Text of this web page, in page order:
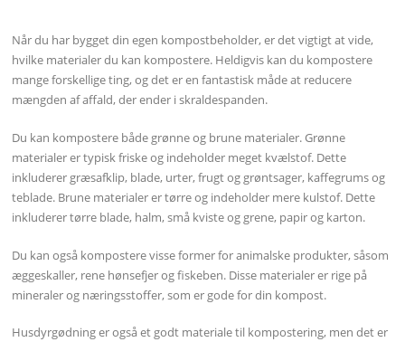
Når du har bygget din egen kompostbeholder, er det vigtigt at vide,
hvilke materialer du kan kompostere. Heldigvis kan du kompostere
mange forskellige ting, og det er en fantastisk måde at reducere
mængden af affald, der ender i skraldespanden.
Du kan kompostere både grønne og brune materialer. Grønne
materialer er typisk friske og indeholder meget kvælstof. Dette
inkluderer græsafklip, blade, urter, frugt og grøntsager, kaffegrums og
teblade. Brune materialer er tørre og indeholder mere kulstof. Dette
inkluderer tørre blade, halm, små kviste og grene, papir og karton.
Du kan også kompostere visse former for animalske produkter, såsom
æggeskaller, rene hønsefjer og fiskeben. Disse materialer er rige på
mineraler og næringsstoffer, som er gode for din kompost.
Husdyrgødning er også et godt materiale til kompostering, men det er